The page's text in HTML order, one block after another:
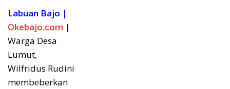
Labuan Bajo |
Okebajo.com |
Warga Desa
Lumut,
Wilfridus Rudini
membeberkan